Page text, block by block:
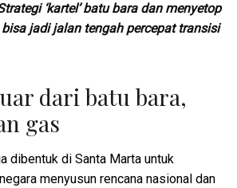
‘kartel’ batu bara dan menyetop
jadi jalan tengah percepat transisi
dari batu bara,
gas
dibentuk di Santa Marta untuk
menyusun rencana nasional dan